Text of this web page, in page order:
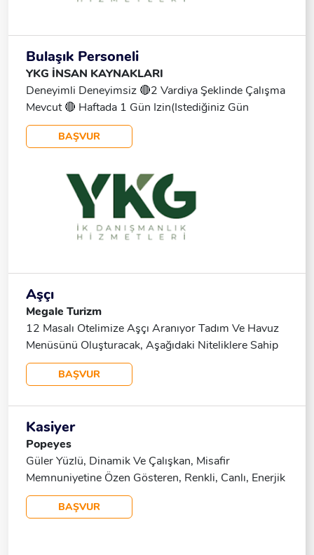
Bulaşık Personeli
YKG İNSAN KAYNAKLARI
Deneyimli Deneyimsiz 🔴2 Vardiya Şeklinde Çalışma
Mevcut 🔴 Haftada 1 Gün Izin(istediğiniz Gün
Ayarlanıyor) 🔴Asgeri Ücret+1560 Tl Yol
Ücreti+yemek Mutfaktan +SGK
BAŞVUR
Aşçı
Megale Turizm
12 Masalı Otelimize Aşçı Aranıyor Tadım Ve Havuz
Menüsünü Oluşturacak, Aşağıdaki Niteliklere Sahip
Takım Arkadaşı Arıyoruz: En Az 3 Yıl Aşçılık
Deneyimi Olan Mutfak Yönetimi Ve Stok Kontrolü
Kabul Edilecektir. İletişim:0535 646 46 86
BAŞVUR
Kasiyer
Popeyes
Güler Yüzlü, Dinamik Ve Çalışkan, Misafir
Memnuniyetine Özen Gösteren, Renkli, Canlı, Enerjik
Ve Arkadaşça Bir Ortamda Çalışmak Isteyen
Çalıştığımız Tüm Bölümlerinin Eğitimi Verilmektedir
BAŞVUR